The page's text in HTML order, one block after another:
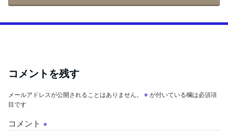
コメントを残す
メールアドレスが公開されることはありません。 ※ が付いている欄は必須項
目です
コメント ※